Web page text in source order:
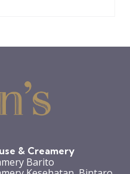
& Creamery
Barito